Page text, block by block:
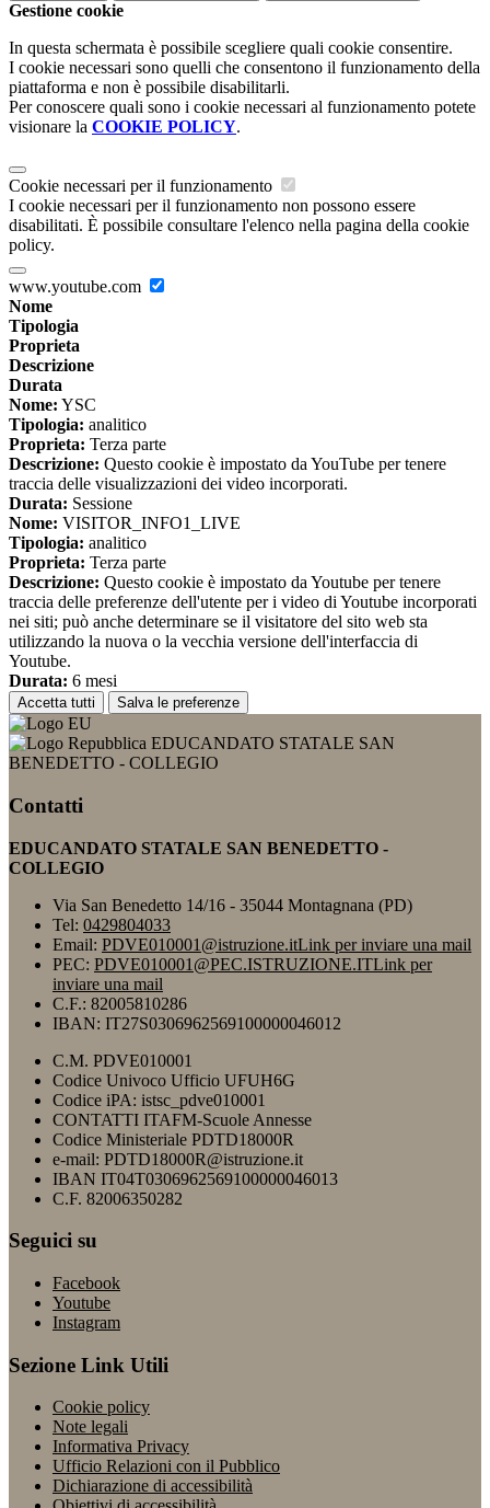
Gestione cookie
In questa schermata è possibile scegliere quali cookie consentire.
I cookie necessari sono quelli che consentono il funzionamento della
piattaforma e non è possibile disabilitarli.
Per conoscere quali sono i cookie necessari al funzionamento potete
visionare la COOKIE POLICY.
Cookie necessari per il funzionamento
I cookie necessari per il funzionamento non possono essere
disabilitati. È possibile consultare l'elenco nella pagina della cookie
policy.
www.youtube.com
Nome
Tipologia
Proprieta
Descrizione
Durata
Nome: YSC
Tipologia: analitico
Proprieta: Terza parte
Descrizione: Questo cookie è impostato da YouTube per tenere
traccia delle visualizzazioni dei video incorporati.
Durata: Sessione
Nome: VISITOR_INFO1_LIVE
Tipologia: analitico
Proprieta: Terza parte
Descrizione: Questo cookie è impostato da Youtube per tenere
traccia delle preferenze dell'utente per i video di Youtube incorporati
nei siti; può anche determinare se il visitatore del sito web sta
utilizzando la nuova o la vecchia versione dell'interfaccia di
Youtube.
Durata: 6 mesi
Accetta tutti Salva le preferenze
EDUCANDATO STATALE SAN
BENEDETTO - COLLEGIO
Contatti
EDUCANDATO STATALE SAN BENEDETTO -
COLLEGIO
Via San Benedetto 14/16 - 35044 Montagnana (PD)
Tel: 0429804033
Email: PDVE010001@istruzione.itLink per inviare una mail
PEC: PDVE010001@PEC.ISTRUZIONE.ITLink per
inviare una mail
C.F.: 82005810286
IBAN: IT27S0306962569100000046012
C.M. PDVE010001
Codice Univoco Ufficio UFUH6G
Codice iPA: istsc_pdve010001
CONTATTI ITAFM-Scuole Annesse
Codice Ministeriale PDTD18000R
e-mail: PDTD18000R@istruzione.it
IBAN IT04T0306962569100000046013
C.F. 82006350282
Seguici su
Facebook
Youtube
Instagram
Sezione Link Utili
Cookie policy
Note legali
Informativa Privacy
Ufficio Relazioni con il Pubblico
Dichiarazione di accessibilità